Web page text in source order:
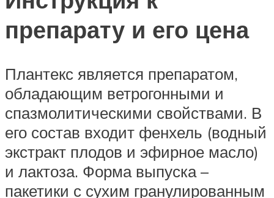
препарату и его цена
Плантекс является препаратом,
обладающим ветрогонными и
спазмолитическими свойствами. В
его состав входит фенхель (водный
экстракт плодов и эфирное масло)
и лактоза. Форма выпуска –
пакетики с сухим гранулированным